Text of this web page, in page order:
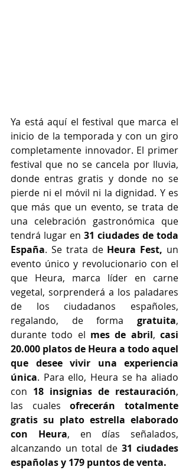
Ya está aquí el festival que marca el
inicio de la temporada y con un giro
completamente innovador. El primer
festival que no se cancela por lluvia,
donde entras gratis y donde no se
pierde ni el móvil ni la dignidad. Y es
que más que un evento, se trata de
una celebración gastronómica que
tendrá lugar en 31 ciudades de toda
España. Se trata de Heura Fest, un
evento único y revolucionario con el
que Heura, marca líder en carne
vegetal, sorprenderá a los paladares
de los ciudadanos españoles,
regalando, de forma gratuita,
durante todo el mes de abril, casi
20.000 platos de Heura a todo aquel
que desee vivir una experiencia
única. Para ello, Heura se ha aliado
con 18 insignias de restauración,
las cuales ofrecerán totalmente
gratis su plato estrella elaborado
con Heura, en días señalados,
alcanzando un total de 31 ciudades
españolas y 179 puntos de venta.